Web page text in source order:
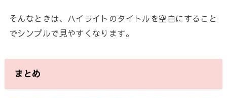
そんなときは、ハイライトのタイトルを空白にすること
でシンプルで見やすくなります。
まとめ